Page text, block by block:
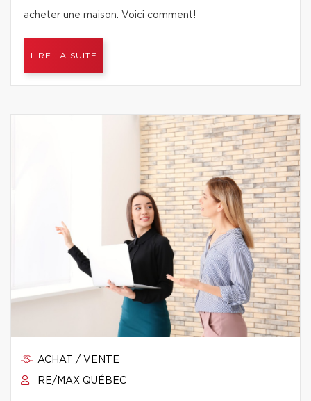
acheter une maison. Voici comment!
LIRE LA SUITE
ACHAT / VENTE
RE/MAX QUÉBEC